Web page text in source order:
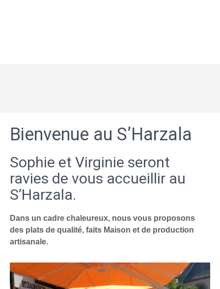
Bienvenue au S’Harzala
Sophie et Virginie seront
ravies de vous accueillir au
S’Harzala.
Dans un cadre chaleureux, nous vous proposons
des plats de qualité, faits Maison et de production
artisanale.